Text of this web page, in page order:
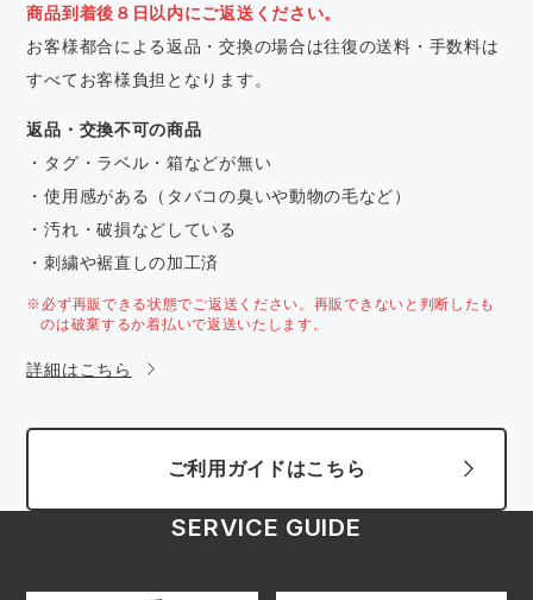
商品到着後８日以内にご返送ください。
お客様都合による返品・交換の場合は往復の送料・手数料は
すべてお客様負担となります。
返品・交換不可の商品
・タグ・ラベル・箱などが無い
・使用感がある（タバコの臭いや動物の毛など）
・汚れ・破損などしている
・刺繍や裾直しの加工済
※必ず再販できる状態でご返送ください。再販できないと判断したも
のは破棄するか着払いで返送いたします。
詳細はこちら
ご利用ガイドはこちら
SERVICE GUIDE